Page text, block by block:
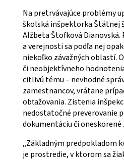
Na pretrvávajúce problémy
školská inšpektorka Štátnej
Alžbeta Štofková Dianovská.
a verejnosti sa podľa nej
niekoľko závažných oblastí.
či neobjektívneho
citlivú tému – nevhodné
zamestnancov, vrátane
obťažovania. Zistenia
nedostatočné preverovanie
dokumentáciu či oneskorené
„Základným predpokladom
je prostredie, v ktorom sa